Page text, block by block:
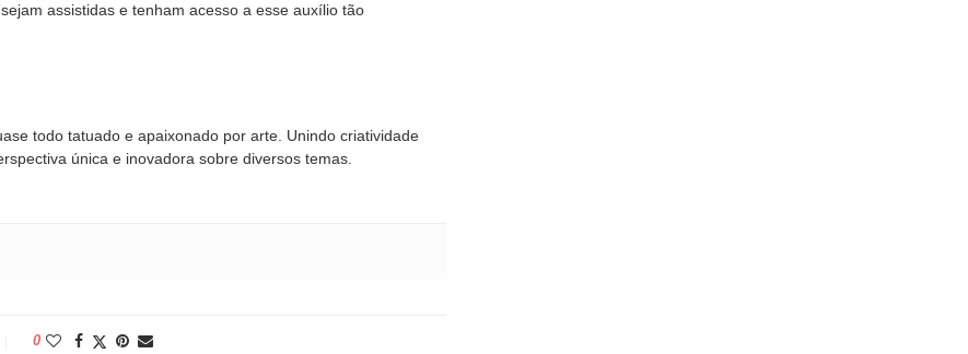
assistidas e tenham acesso a esse auxílio tão
todo tatuado e apaixonado por arte. Unindo criatividade
única e inovadora sobre diversos temas.
0